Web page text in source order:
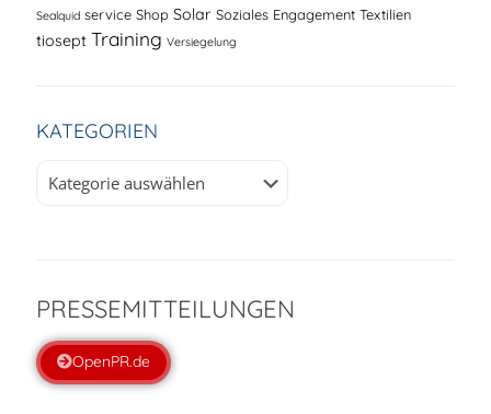
Sealquid service Shop Solar Soziales Engagement Textilien
tiosept Training Versiegelung
KATEGORIEN
PRESSEMITTEILUNGEN
OpenPR.de